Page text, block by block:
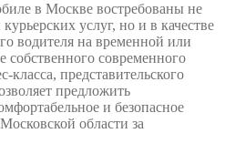
в Москве востребованы не
услуг, но и в качестве
водителя на временной или
собственного современного
класса, представительского
предложить
и безопасное
области за